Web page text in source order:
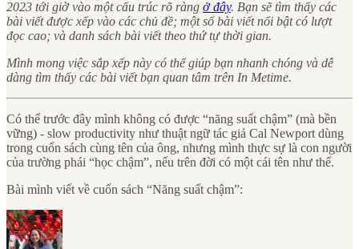
2023 tới giờ vào một cấu trúc rõ ràng ở đây. Bạn sẽ tìm thấy các
bài viết được xếp vào các chủ đề; một số bài viết nổi bật có lượt
đọc cao; và danh sách bài viết theo thứ tự thời gian.
Mình mong việc sắp xếp này có thể giúp bạn nhanh chóng và dễ
dàng tìm thấy các bài viết bạn quan tâm trên In Metime.
Có thể trước đây mình không có được “năng suất chậm” (mà bền
vững) - slow productivity như thuật ngữ tác giả Cal Newport dùng
trong cuốn sách cùng tên của ông, nhưng mình thực sự là con người
của trường phái “học chậm”, nếu trên đời có một cái tên như thế.
Bài mình viết về cuốn sách “Năng suất chậm”: